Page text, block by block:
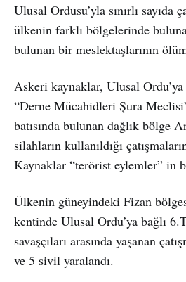
Ulusal Ordusu’yla sınırlı sayıda
ülkenin farklı bölgelerinde
bulunan bir meslektaşlarının
Askeri kaynaklar, Ulusal
“Derne Mücahidleri Şura
batısında bulunan dağlık bölge
silahların kullanıldığı
Kaynaklar “terörist eylemler” in
Ülkenin güneyindeki Fizan
kentinde Ulusal Ordu’ya bağlı
savaşçıları arasında yaşanan
ve 5 sivil yaralandı.